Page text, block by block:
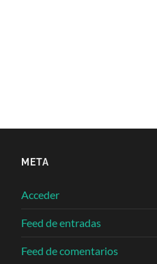
META
Acceder
Feed de entradas
Feed de comentarios